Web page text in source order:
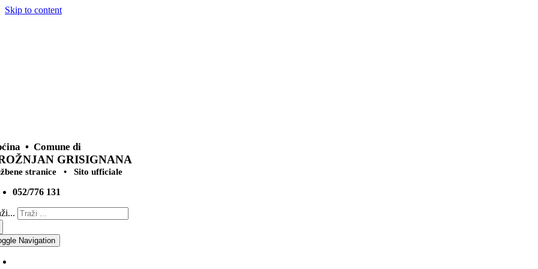
Skip to content
• Comune di
GRISIGNANA
stranice • Sito ufficiale
052/776 131
Navigation